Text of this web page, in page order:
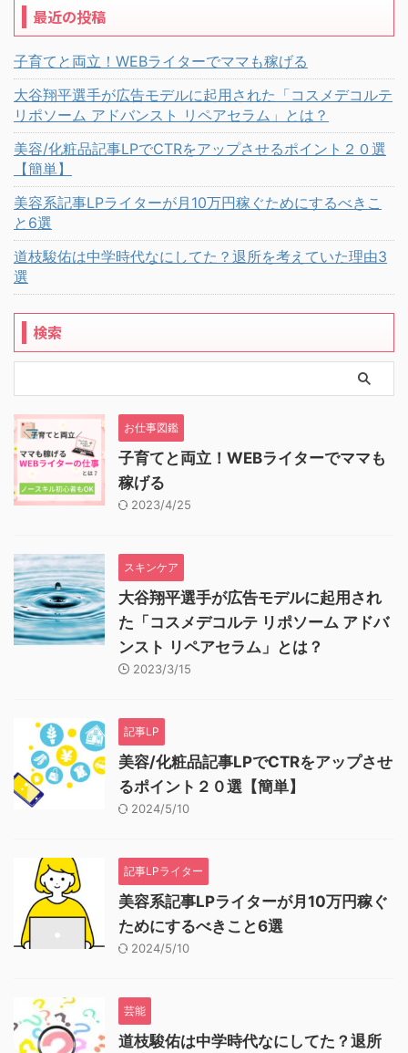
最近の投稿
子育てと両立！WEBライターでママも稼げる
大谷翔平選手が広告モデルに起用された「コスメデコルテ
リポソーム アドバンスト リペアセラム」とは？
美容/化粧品記事LPでCTRをアップさせるポイント２０選
【簡単】
美容系記事LPライターが月10万円稼ぐためにするべきこ
と6選
道枝駿佑は中学時代なにしてた？退所を考えていた理由3
選
検索
お仕事図鑑
子育てと両立！WEBライターでママも
稼げる
2023/4/25
スキンケア
大谷翔平選手が広告モデルに起用され
た「コスメデコルテ リポソーム アドバ
ンスト リペアセラム」とは？
2023/3/15
記事LP
美容/化粧品記事LPでCTRをアップさせ
るポイント２０選【簡単】
2024/5/10
記事LPライター
美容系記事LPライターが月10万円稼ぐ
ためにするべきこと6選
2024/5/10
芸能
道枝駿佑は中学時代なにしてた？退所